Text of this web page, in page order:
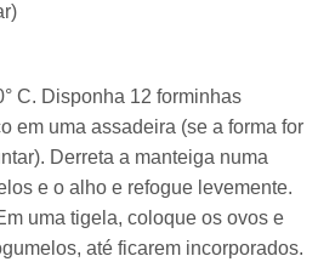
C. Disponha 12 forminhas
em uma assadeira (se a forma for
Derreta a manteiga numa
e o alho e refogue levemente.
uma tigela, coloque os ovos e
até ficarem incorporados.